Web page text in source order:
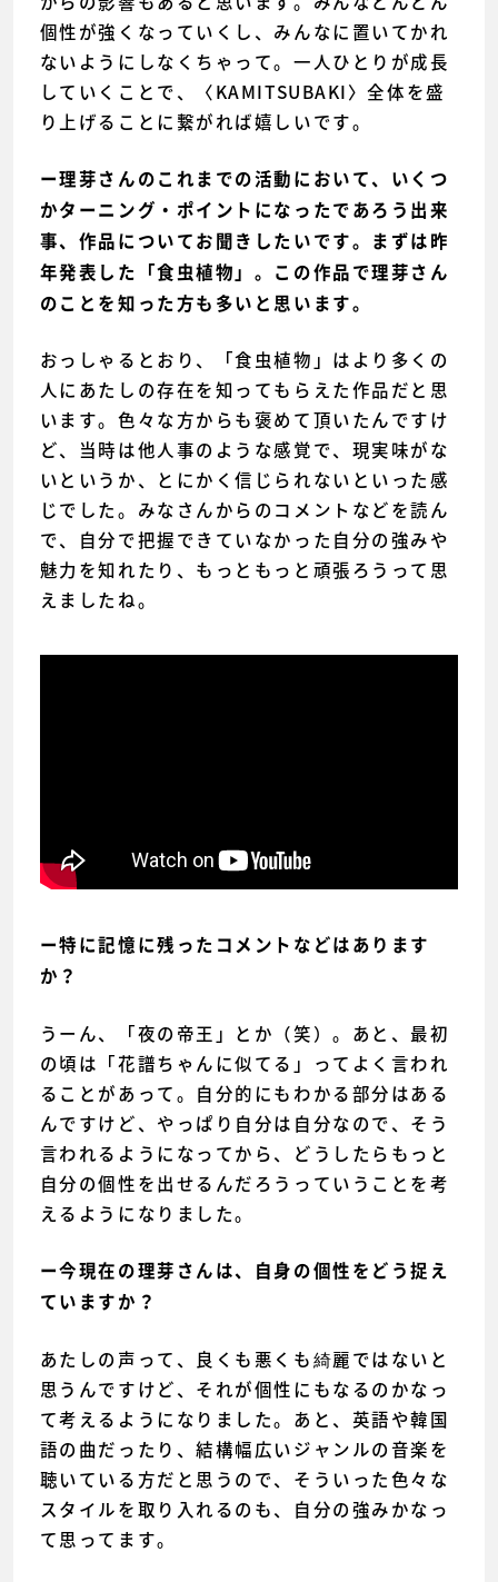
個性が強くなっていくし、みんなに置いてかれ
ないようにしなくちゃって。一人ひとりが成長
していくことで、〈KAMITSUBAKI〉全体を盛
り上げることに繋がれば嬉しいです。
ー理芽さんのこれまでの活動において、いくつ
かターニング・ポイントになったであろう出来
事、作品についてお聞きしたいです。まずは昨
年発表した「食虫植物」。この作品で理芽さん
のことを知った方も多いと思います。
おっしゃるとおり、「食虫植物」はより多くの
人にあたしの存在を知ってもらえた作品だと思
います。色々な方からも褒めて頂いたんですけ
ど、当時は他人事のような感覚で、現実味がな
いというか、とにかく信じられないといった感
じでした。みなさんからのコメントなどを読ん
で、自分で把握できていなかった自分の強みや
魅力を知れたり、もっともっと頑張ろうって思
えましたね。
ー特に記憶に残ったコメントなどはあります
か？
うーん、「夜の帝王」とか（笑）。あと、最初
の頃は「花譜ちゃんに似てる」ってよく言われ
ることがあって。自分的にもわかる部分はある
んですけど、やっぱり自分は自分なので、そう
言われるようになってから、どうしたらもっと
自分の個性を出せるんだろうっていうことを考
えるようになりました。
ー今現在の理芽さんは、自身の個性をどう捉え
ていますか？
あたしの声って、良くも悪くも綺麗ではないと
思うんですけど、それが個性にもなるのかなっ
て考えるようになりました。あと、英語や韓国
語の曲だったり、結構幅広いジャンルの音楽を
聴いている方だと思うので、そういった色々な
スタイルを取り入れるのも、自分の強みかなっ
て思ってます。